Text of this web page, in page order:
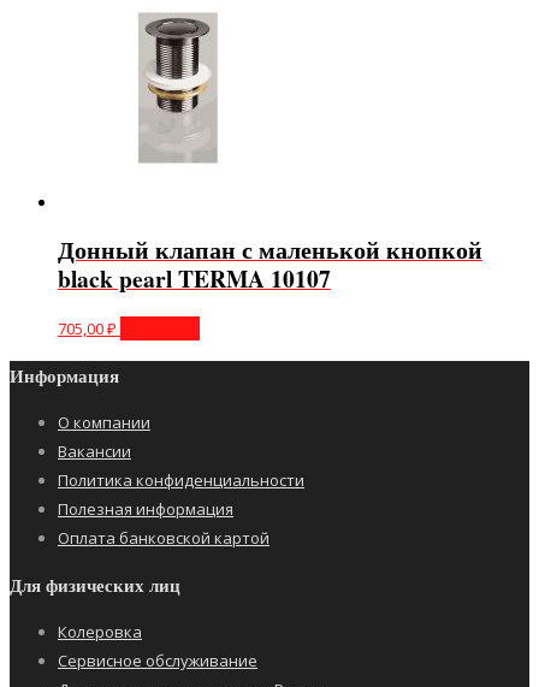
Донный клапан с маленькой кнопкой
black pearl TERMA 10107
705,00₽
Информация
О компании
Вакансии
Политика конфиденциальности
Полезная информация
Оплата банковской картой
Для физических лиц
Колеровка
Сервисное обслуживание